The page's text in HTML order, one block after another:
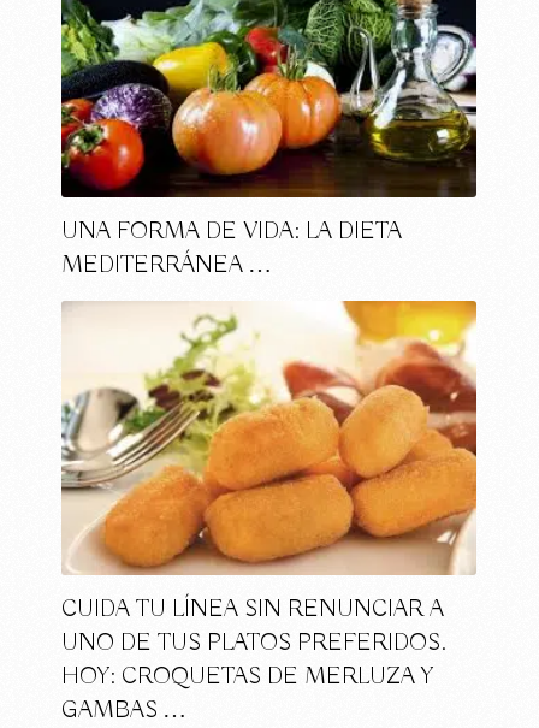
UNA FORMA DE VIDA: LA DIETA
MEDITERRÁNEA …
CUIDA TU LÍNEA SIN RENUNCIAR A
UNO DE TUS PLATOS PREFERIDOS.
HOY: CROQUETAS DE MERLUZA Y
GAMBAS …